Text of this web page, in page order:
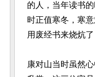
的人，当年读书
时正值寒冬，寒
用废经书来烧炕
康对山当时虽然